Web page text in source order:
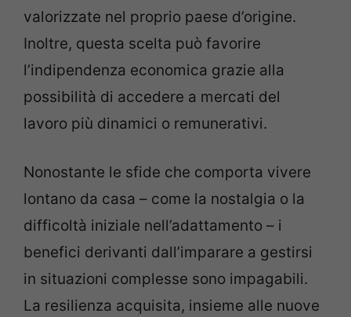
valorizzate nel proprio paese d’origine.
Inoltre, questa scelta può favorire
l’indipendenza economica grazie alla
possibilità di accedere a mercati del
lavoro più dinamici o remunerativi.
Nonostante le sfide che comporta vivere
lontano da casa – come la nostalgia o la
difficoltà iniziale nell’adattamento – i
benefici derivanti dall’imparare a gestirsi
in situazioni complesse sono impagabili.
La resilienza acquisita, insieme alle nuove